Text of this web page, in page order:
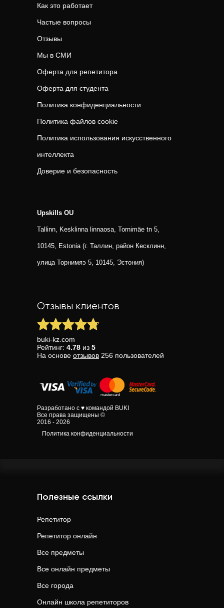
Как это работает
Частые вопросы
Отзывы
Мы в СМИ
Оферта для репетитора
Оферта для студента
Политика конфиденциальности
Политика файлов cookie
Политика использования искусственного
интеллекта
Доверие и безопасность
Upskills OU
Tallinn, Kesklinna linnaosa, Tornimäe tn 5,
10145, Estonia (г. Таллин, район Кесклинн,
улица Торнимяэ 5, 10145, Эстония)
Отзывы клиентов
buki-kz.com
Рейтинг: 4.78 из 5
На основе отзывов 256 пользователей
Разработано с ♥ командой BUKI
Все права защищены ©
2016 - 2026
Политика конфиденциальности
Полезные ссылки
Репетитор
Репетитор онлайн
Все предметы
Все онлайн предметы
Все города
Онлайн школа репетиторов